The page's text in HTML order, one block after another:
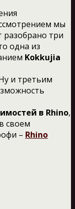
мы
разобрано три
одна из
Kokkujia
и третьим
в Rhino,
своем
– Rhino